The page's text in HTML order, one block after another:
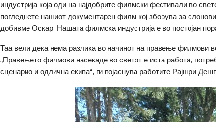
индустрија која оди на најдобрите филмски фестивали во
погледнете нашиот документарен филм кој зборува за
добивме Оскар. Нашата филмска индустрија е во постојан
Таа вели дека нема разлика во начинот на правење филмови
„Правењето филмови насекаде во светот е иста работа,
сценарио и одлична екипа“, ги појаснува работите Рајшри